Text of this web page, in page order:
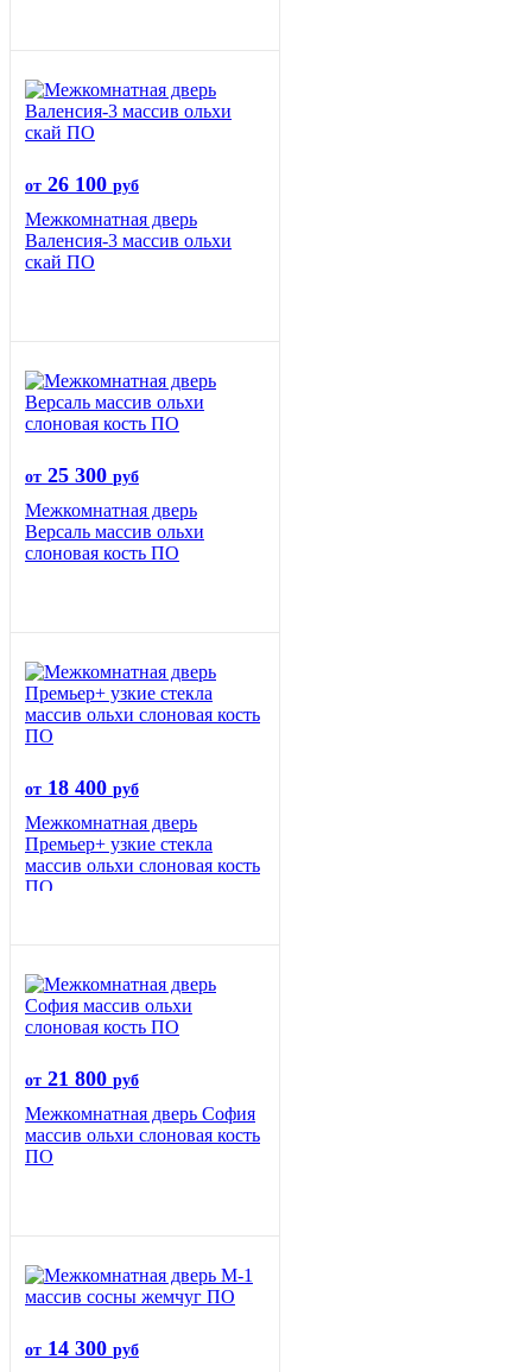
от 26 100 руб
Межкомнатная дверь
Валенсия-3 массив ольхи
скай ПО
от 25 300 руб
Межкомнатная дверь
Версаль массив ольхи
слоновая кость ПО
от 18 400 руб
Межкомнатная дверь
Премьер+ узкие стекла
массив ольхи слоновая кость
ПО
от 21 800 руб
Межкомнатная дверь София
массив ольхи слоновая кость
ПО
от 14 300 руб